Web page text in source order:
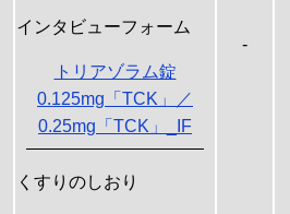
インタビューフォーム
トリアゾラム錠
0.125mg「TCK」／
0.25mg「TCK」_IF
くすりのしおり
-